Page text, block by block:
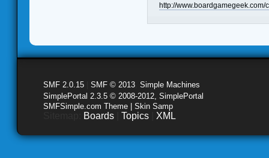
http://
SMF 2.0.15 SMF © 2013 Simple Machines
SimplePortal 2.3.5 © 2008-2012, SimplePortal
SMFSimple.com Theme | Skin Samp
Boards Topics XML